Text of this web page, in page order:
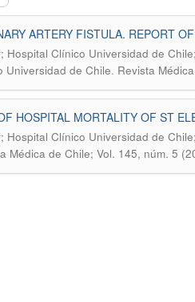
ARTERY FISTULA. REPORT
Hospital Clínico Universidad de
Universidad de Chile. Revista
HOSPITAL MORTALITY OF ST
Hospital Clínico Universidad de
Médica de Chile; Vol. 145, núm. 5